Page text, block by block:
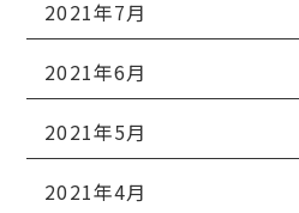
2021年7月
2021年6月
2021年5月
2021年4月